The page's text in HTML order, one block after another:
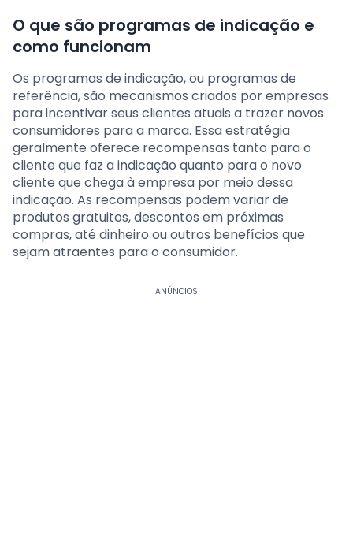
O que são programas de indicação e
como funcionam
Os programas de indicação, ou programas de
referência, são mecanismos criados por empresas
para incentivar seus clientes atuais a trazer novos
consumidores para a marca. Essa estratégia
geralmente oferece recompensas tanto para o
cliente que faz a indicação quanto para o novo
cliente que chega à empresa por meio dessa
indicação. As recompensas podem variar de
produtos gratuitos, descontos em próximas
compras, até dinheiro ou outros benefícios que
sejam atraentes para o consumidor.
ANÚNCIOS